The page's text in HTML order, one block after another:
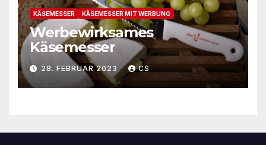
KÄSEMESSER KÄSEMESSER MIT WERBUNG
Werbewirksames
Käsemesser
28. FEBRUAR 2023 CS